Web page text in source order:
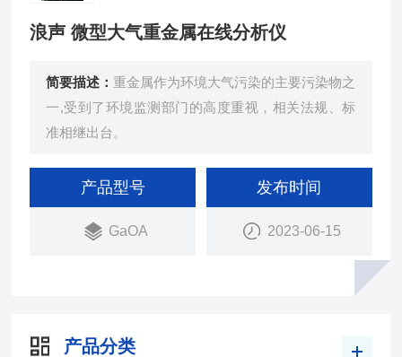
浪声 微型大气重金属在线分析仪
简要描述：重金属作为环境大气污染的主要污染物之
一,受到了环境监测部门的高度重视，相关法规、标
准相继出台。
产品型号
GaOA
发布时间
2023-06-15
产品分类